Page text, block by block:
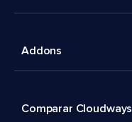
Addons
Comparar Cloudways